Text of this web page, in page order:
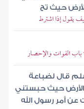
حيث تح
يقول إذا اشترط
الفوات والإحصار
قال لضباعة
حيث حبستني
أمر رسول الله